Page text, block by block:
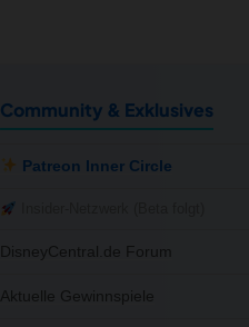
Community & Exklusives
Patreon Inner Circle
DisneyCentral.de Forum
Aktuelle Gewinnspiele